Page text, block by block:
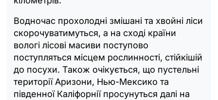
Водночас прохолодні змішані та хвойні ліси
скорочуватимуться, а на сході країни
вологі лісові масиви поступово
поступляться місцем рослинності, стійкішій
до посухи. Також очікується, що пустельні
території Аризони, Нью-Мексико та
південної Каліфорнії просунуться далі на